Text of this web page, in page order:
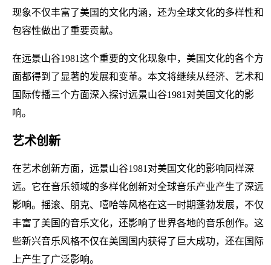
现象不仅丰富了美国的文化内涵，还为全球文化的多样性和
包容性做出了重要贡献。
在远景山谷1981这个重要的文化现象中，美国文化的各个方
面都得到了显著的发展和变革。本文将继续从经济、艺术和
国际传播三个方面深入探讨远景山谷1981对美国文化的影
响。
艺术创新
在艺术创新方面，远景山谷1981对美国文化的影响同样深
远。它在音乐领域的多样化创新对全球音乐产业产生了深远
影响。摇滚、朋克、嘻哈等风格在这一时期蓬勃发展，不仅
丰富了美国的音乐文化，还影响了世界各地的音乐创作。这
些新兴音乐风格不仅在美国国内获得了巨大成功，还在国际
上产生了广泛影响。